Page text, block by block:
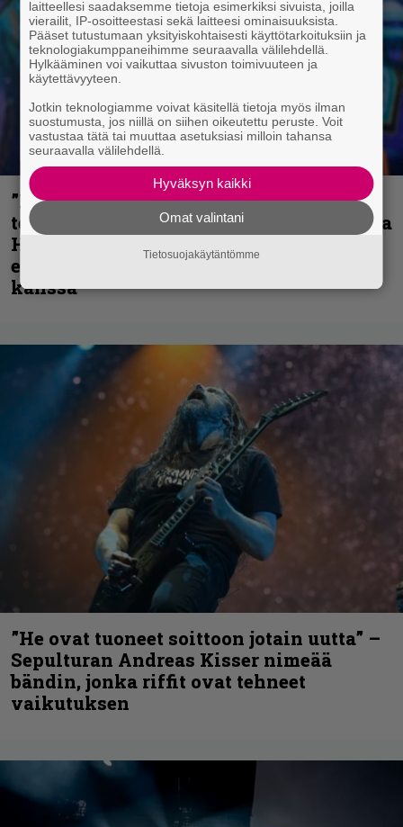
”Metallica on tiukempi kuin koskaan ja
te haluatte jonkun nulikan yrittävän olla
Hetfield?” – Pepper Keenan muisteli
ensimmäistä koesoittoaan hevijätin
kanssa
”He ovat tuoneet soittoon jotain uutta” –
Sepulturan Andreas Kisser nimeää
bändin, jonka riffit ovat tehneet
vaikutuksen
laitteellesi saadaksemme tietoja esimerkiksi sivuista, joilla
vierailit, IP-osoitteestasi sekä laitteesi ominaisuuksista.
Pääset tutustumaan yksityiskohtaisesti käyttötarkoituksiin ja
teknologiakumppaneihimme seuraavalla välilehdellä.
Hylkääminen voi vaikuttaa sivuston toimivuuteen ja
käytettävyyteen.
Jotkin teknologiamme voivat käsitellä tietoja myös ilman
suostumusta, jos niillä on siihen oikeutettu peruste. Voit
vastustaa tätä tai muuttaa asetuksiasi milloin tahansa
seuraavalla välilehdellä.
Hyväksyn kaikki
Omat valintani
Tietosuojakäytäntömme